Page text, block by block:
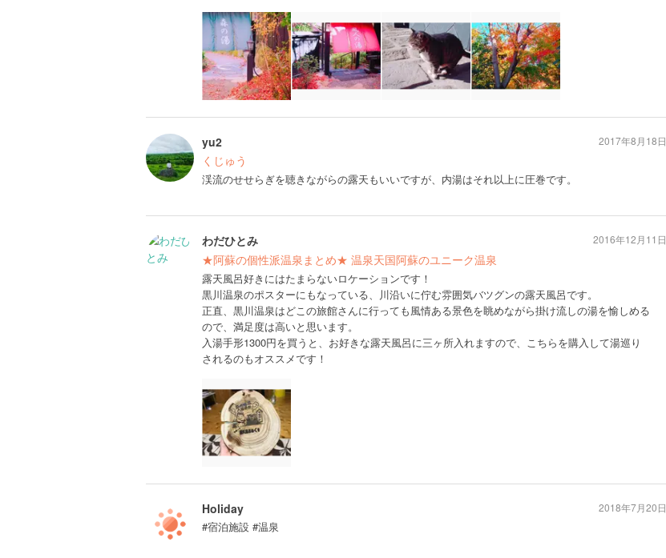
yu2
くじゅう
渓流のせせらぎを聴きながらの露天もいいですが、内湯はそれ以上に圧巻です。
2017年8月18日
わだひとみ
★阿蘇の個性派温泉まとめ★ 温泉天国阿蘇のユニーク温泉
露天風呂好きにはたまらないロケーションです！
黒川温泉のポスターにもなっている、川沿いに佇む雰囲気バツグンの露天風呂です。
正直、黒川温泉はどこの旅館さんに行っても風情ある景色を眺めながら掛け流しの湯を愉しめる
ので、満足度は高いと思います。
入湯手形1300円を買うと、お好きな露天風呂に三ヶ所入れますので、こちらを購入して湯巡り
されるのもオススメです！
2016年12月11日
Holiday
#宿泊施設 #温泉
2018年7月20日